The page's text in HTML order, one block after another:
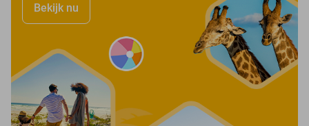
Bekijk nu